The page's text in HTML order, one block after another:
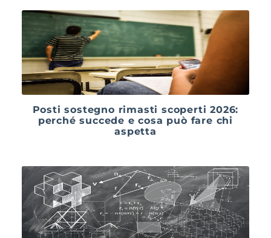
Posti sostegno rimasti scoperti 2026:
perché succede e cosa può fare chi
aspetta